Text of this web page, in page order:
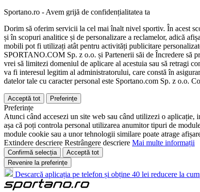
Sportano.ro - Avem grijă de confidențialitatea ta
Dorim să oferim servicii la cel mai înalt nivel sportiv. În acest
și în scopuri analitice și de personalizare a reclamelor, adică
mobili pot fi utilizați atât pentru activități publicitare
SPORTANO.COM Sp. z o.o. și Partenerii săi de Încredere să
vrei să limitezi domeniul de aplicare al acestuia sau să retragi
va fi interesul legitim al administratorului, care constă în
datelor tale cu caracter personal este Sportano.com Sp. z o.o.
Acceptă tot Preferințe
Preferințe
Atunci când accesezi un site web sau când utilizezi o
așa că poți controla personal utilizarea anumitor tipuri de
module cookie sau a unor tehnologii similare poate atrage
Extindere descriere Restrângere descriere Mai multe informații
Confirmă selecția
Acceptă tot
Revenire la preferințe
Descarcă aplicația pe telefon și obține 40 lei reducere la